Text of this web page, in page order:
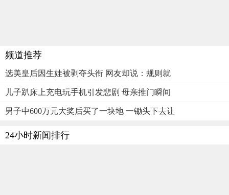
频道推荐
选美皇后因生娃被剥夺头衔 网友却说：规则就
儿子趴床上充电玩手机引发悲剧 母亲推门瞬间
男子中600万元大奖后买了一块地 一锄头下去让
24小时新闻排行